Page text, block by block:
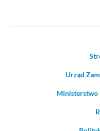
Urząd
Ministerstwo